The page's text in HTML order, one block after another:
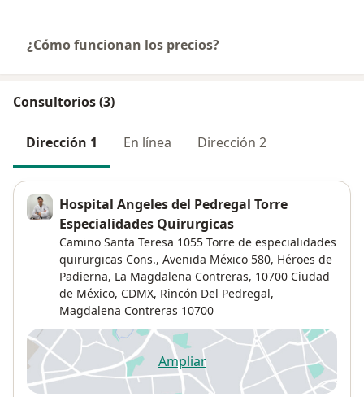
¿Cómo funcionan los precios?
Consultorios (3)
Dirección 1 En línea Dirección 2
Hospital Angeles del Pedregal Torre
Especialidades Quirurgicas
Camino Santa Teresa 1055 Torre de especialidades
quirurgicas Cons., Avenida México 580, Héroes de
Padierna, La Magdalena Contreras, 10700 Ciudad
de México, CDMX, Rincón Del Pedregal,
Magdalena Contreras 10700
Ampliarse abre en una nueva